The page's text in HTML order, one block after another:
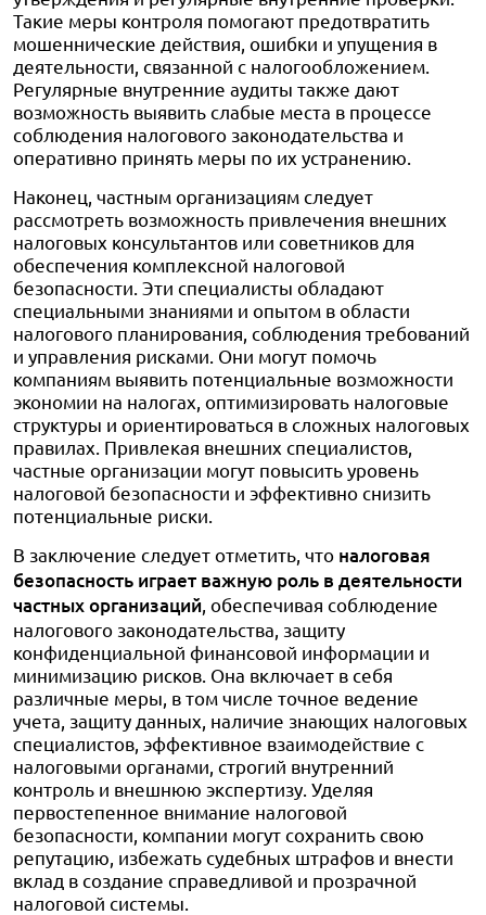
Такие меры контроля помогают предотвратить
мошеннические действия, ошибки и упущения в
деятельности, связанной с налогообложением.
Регулярные внутренние аудиты также дают
возможность выявить слабые места в процессе
соблюдения налогового законодательства и
оперативно принять меры по их устранению.
Наконец, частным организациям следует
рассмотреть возможность привлечения внешних
налоговых консультантов или советников для
обеспечения комплексной налоговой
безопасности. Эти специалисты обладают
специальными знаниями и опытом в области
налогового планирования, соблюдения требований
и управления рисками. Они могут помочь
компаниям выявить потенциальные возможности
экономии на налогах, оптимизировать налоговые
структуры и ориентироваться в сложных налоговых
правилах. Привлекая внешних специалистов,
частные организации могут повысить уровень
налоговой безопасности и эффективно снизить
потенциальные риски.
В заключение следует отметить, что налоговая
безопасность играет важную роль в деятельности
частных организаций , обеспечивая соблюдение
налогового законодательства, защиту
конфиденциальной финансовой информации и
минимизацию рисков. Она включает в себя
различные меры, в том числе точное ведение
учета, защиту данных, наличие знающих налоговых
специалистов, эффективное взаимодействие с
налоговыми органами, строгий внутренний
контроль и внешнюю экспертизу. Уделяя
первостепенное внимание налоговой
безопасности, компании могут сохранить свою
репутацию, избежать судебных штрафов и внести
вклад в создание справедливой и прозрачной
налоговой системы.